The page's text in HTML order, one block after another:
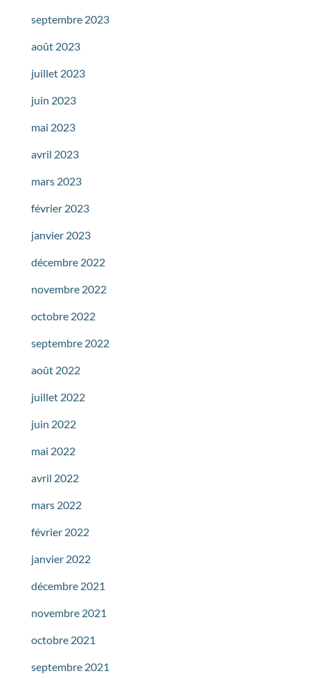
septembre 2023
août 2023
juillet 2023
juin 2023
mai 2023
avril 2023
mars 2023
février 2023
janvier 2023
décembre 2022
novembre 2022
octobre 2022
septembre 2022
août 2022
juillet 2022
juin 2022
mai 2022
avril 2022
mars 2022
février 2022
janvier 2022
décembre 2021
novembre 2021
octobre 2021
septembre 2021